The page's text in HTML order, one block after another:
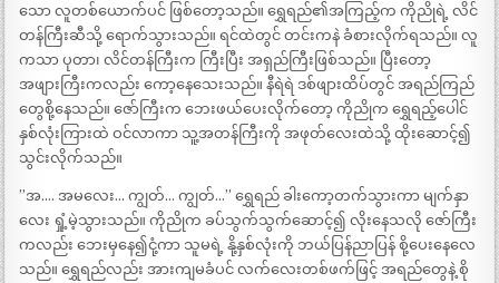
သော လူတစ်ယောက်ပင် ဖြစ်တော့သည်။ ရွှေရည်၏အကြည့်က ကိုညိုရဲ့ လိင်
တန်ကြီးဆီသို့ ရောက်သွားသည်။ ရင်ထဲတွင် တင်းကနဲ ခံစားလိုက်ရသည်။ လူ
ကသာ ပုတာ၊ လိင်တန်ကြီးက ကြီးပြီး အရှည်ကြီးဖြစ်သည်။ ပြီးတော့
အဖျားကြီးကလည်း ကော့နေသေးသည်။ နီရဲရဲ ဒစ်ဖျားထိပ်တွင် အရည်ကြည်
တွေစို့နေသည်။ ဇော်ကြီးက ဘေးဖယ်ပေးလိုက်တော့ ကိုညိုက ရွှေရည့်ပေါင်
နှစ်လုံးကြားထဲ ဝင်လာကာ သူ့အတန်ကြီးကို အဖုတ်လေးထဲသို့ ထိုးဆောင့်၍
သွင်းလိုက်သည်။
”အ…. အမလေး… ကျွတ်… ကျွတ်…” ရွှေရည် ခါးကော့တက်သွားကာ မျက်နှာ
လေး ရှုံ့မဲ့သွားသည်။ ကိုညိုက ခပ်သွက်သွက်ဆောင့်၍ လိုးနေသလို ဇော်ကြီး
ကလည်း ဘေးမှနေ၍ငုံ့ကာ သူမရဲ့ နို့နှစ်လုံးကို ဘယ်ပြန်ညာပြန် စို့ပေးနေလေ
သည်။ ရွှေရည်လည်း အားကျမခံပင် လက်လေးတစ်ဖက်ဖြင့် အရည်တွေနဲ့ စို